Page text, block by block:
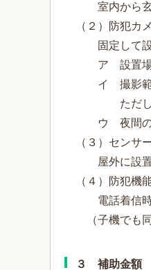
室内から玄関
（２）防犯カ
固定して設置
ア 設置場所
イ 撮影範囲が
ただし、やむ
ウ 夜間の撮
（３）センサ
屋外に設置す
（４）防犯機
電話着信時に
（子機でも同
３ 補助金額